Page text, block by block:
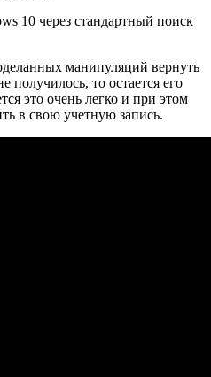
10 через стандартный поиск
манипуляций вернуть
получилось, то остается его
это очень легко и при этом
в свою учетную запись.